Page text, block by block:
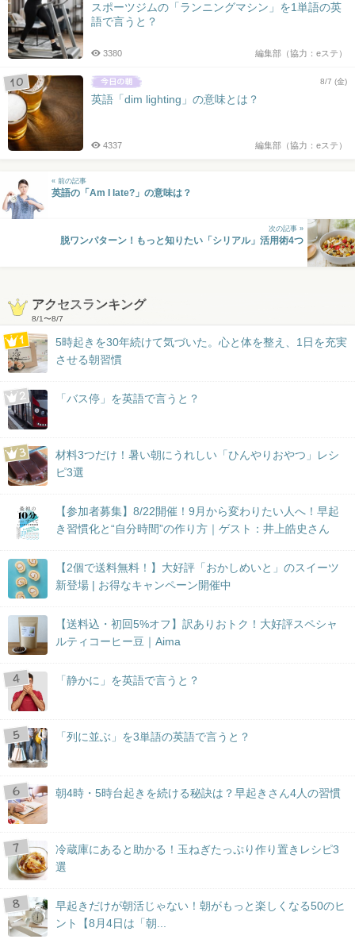
スポーツジムの「ランニングマシン」を1単語の英
語で言うと？
編集部（協力：eステ）
3380
8/7 (金)
英語「dim lighting」の意味とは？
編集部（協力：eステ）
4337
« 前の記事
英語の「Am I late?」の意味は？
次の記事 »
脱ワンパターン！もっと知りたい「シリアル」活用術4つ
アクセスランキング
8/1〜8/7
5時起きを30年続けて気づいた。心と体を整え、1日を充実
させる朝習慣
「バス停」を英語で言うと？
材料3つだけ！暑い朝にうれしい「ひんやりおやつ」レシ
ピ3選
【参加者募集】8/22開催！9月から変わりたい人へ！早起
き習慣化と“自分時間”の作り方｜ゲスト：井上皓史さん
【2個で送料無料！】大好評「おかしめいと」のスイーツ
新登場 | お得なキャンペーン開催中
【送料込・初回5%オフ】訳ありおトク！大好評スペシャ
ルティコーヒー豆｜Aima
「静かに」を英語で言うと？
「列に並ぶ」を3単語の英語で言うと？
朝4時・5時台起きを続ける秘訣は？早起きさん4人の習慣
冷蔵庫にあると助かる！玉ねぎたっぷり作り置きレシピ3
選
早起きだけが朝活じゃない！朝がもっと楽しくなる50のヒ
ント【8月4日は「朝...